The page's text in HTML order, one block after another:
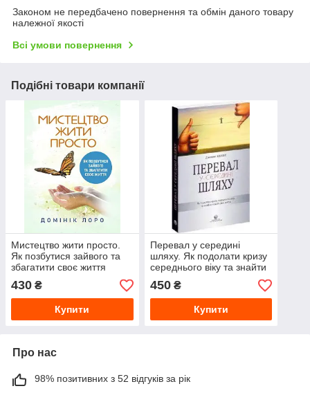
Законом не передбачено повернення та обмін даного товару
належної якості
Всі умови повернення
Подібні товари компанії
Мистецтво жити просто.
Як позбутися зайвого та
збагатити своє життя
430 ₴
Купити
Перевал у середині
шляху. Як подолати кризу
середнього віку та знайти
новий сенс життя. Джеймс
Холліс.
450₴
Купити
Про нас
98% позитивних з 52 відгуків за рік